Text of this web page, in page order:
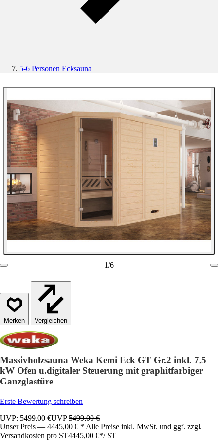
5-6 Personen Ecksauna
1/6
Vergleichen
Massivholzsauna Weka Kemi Eck GT Gr.2 inkl. 7,5
kW Ofen u.digitaler Steuerung mit graphitfarbiger
Ganzglastüre
Erste Bewertung schreiben
UVP: 5499,00 €UVP5499,00 €
Unser Preis — 4445,00 € * Alle Preise inkl. MwSt. und ggf. zzgl.
Versandkosten pro ST4445,00 €*/ ST